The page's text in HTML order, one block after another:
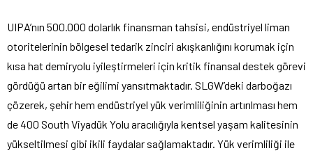
UIPA’nın 500.000 dolarlık finansman tahsisi, endüstriyel liman
otoritelerinin bölgesel tedarik zinciri akışkanlığını korumak için
kısa hat demiryolu iyileştirmeleri için kritik finansal destek görevi
gördüğü artan bir eğilimi yansıtmaktadır. SLGW’deki darboğazı
çözerek, şehir hem endüstriyel yük verimliliğinin artırılması hem
de 400 South Viyadük Yolu aracılığıyla kentsel yaşam kalitesinin
yükseltilmesi gibi ikili faydalar sağlamaktadır. Yük verimliliği ile